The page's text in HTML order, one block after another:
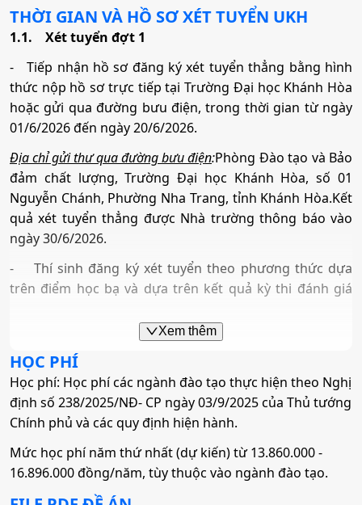
Quản trị dịch vụ du lịch và lữ hành
Mã ngành:7810103
Tổ hợp:D01; D14; D15; D11; D12; D13
Quản trị khách sạn
Mã ngành:
7810201
Tổ hợp:D01; D14; D15; D11; D12; D13
Mã ngành:7320104
D01; D14; C03; C04; D09; D10; A01; K01; X18;
X02; X71; X79
Quản trị kinh doanh
Mã ngành:7340101
Tổ hợp:A01; D01; D07; D08; D09; D10; X25; K01
Marketing
Mã ngành:7340115
A01; D01; D07; D08; D09; D10; X25; K01
Sinh học ứng dụng
Mã ngành:7420203
Tổ hợp:B00; B02; B03; A02; B08; X14; X15
Mã ngành:7229040
Việt Nam học
Mã ngành: 7310630
Truyền thông đa phương tiện
Mã ngành:7320104
Quản trị kinh doanh
Marketing
Mã ngành:7340115
Sinh học ứng dụng
Mã ngành:7420203
• Mã ngành: 7140211
•Chỉ tiêu:
30
• Phương thức xét tuyển:Ưu TiênĐGNL HCMĐT THPTHọc Bạ
• Tổ hợp:A00; A01; A02; C01; C05; C06; X06
4. Sư phạm Ngữ văn
•Mã ngành:7140217
•Chỉ tiêu:40
• Phương thức xét tuyển:Ưu TiênĐGNL HCMĐT THPT Học Bạ
5. Sư phạm Tiếng Anh
•Mã ngành:7140231
•Chỉ tiêu:40
• Phương thức xét tuyển:Ưu Tiên ĐGNL HCM ĐT THPT
D01; D14; D15; D09; D10; X79
THỜI GIAN VÀ HỒ SƠ XÉT TUYỂN UKH
1.1. Xét tuyển đợt 1
- Tiếp nhận hồ sơ đăng ký xét tuyển thẳng bằng hình
thức nộp hồ sơ trực tiếp tại Trường Đại học Khánh Hòa
hoặc gửi qua đường bưu điện, trong thời gian từ ngày
01/6/2026 đến ngày 20/6/2026.
Địa chỉ gửi thư qua đường bưu điện:Phòng Đào tạo và Bảo
đảm chất lượng, Trường Đại học Khánh Hòa, số 01
Nguyễn Chánh, Phường Nha Trang, tỉnh Khánh Hòa.Kết
quả xét tuyển thẳng được Nhà trường thông báo vào
ngày 30/6/2026.
- Thí sinh đăng ký xét tuyển theo phương thức dựa
trên điểm học bạ và dựa trên kết quả kỳ thi đánh giá
https://tuyensinh.ukh.edu.vn,
thời gian từ ngày 01/6/2026 đến ngày 20/6/2026
- Tất cả thí sinh có nguyện vọng xét tuyển vào Trường
(kể cả xét tuyển thẳng) bắt buộc phải đăng ký nguyện
vọng trên Hệ thống tuyển sinh quốc gia theo kế hoạch
đăng ký tối đa 15 nguyện vọng.
+ Thời gian đăng ký từ ngày 02/7/2026 đến 17 giờ 00
Xem thêm
HỌC PHÍ
Học phí: Học phí các ngành đào tạo thực hiện theo Nghị
định số 238/2025/NĐ- CP ngày 03/9/2025 của Thủ tướng
Chính phủ và các quy định hiện hành.
Mức học phí năm thứ nhất (dự kiến) từ 13.860.000 -
16.896.000 đồng/năm, tùy thuộc vào ngành đào tạo.